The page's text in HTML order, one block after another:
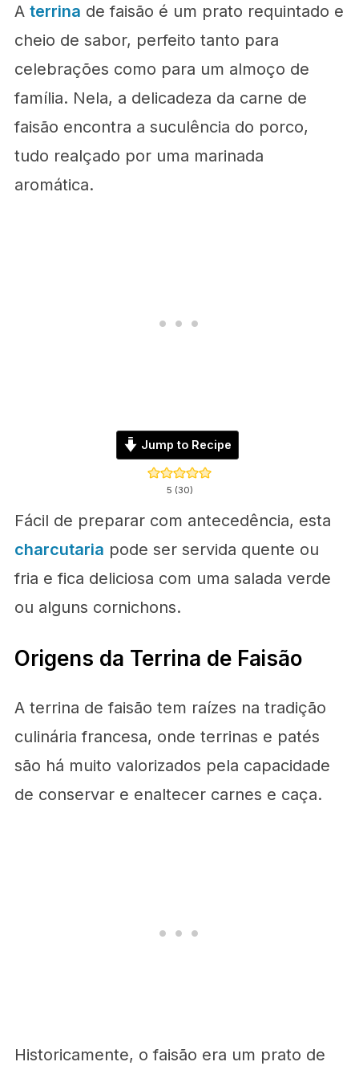
A terrina de faisão é um prato requintado e
cheio de sabor, perfeito tanto para
celebrações como para um almoço de
família. Nela, a delicadeza da carne de
faisão encontra a suculência do porco,
tudo realçado por uma marinada
aromática.
Jump to Recipe
5 (30)
Fácil de preparar com antecedência, esta
charcutaria pode ser servida quente ou
fria e fica deliciosa com uma salada verde
ou alguns cornichons.
Origens da Terrina de Faisão
A terrina de faisão tem raízes na tradição
culinária francesa, onde terrinas e patés
são há muito valorizados pela capacidade
de conservar e enaltecer carnes e caça.
Historicamente, o faisão era um prato de